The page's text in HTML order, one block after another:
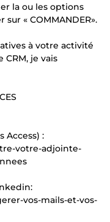
la ou les options
« COMMANDER».
à votre activité
je vais
Access) :
votre-adjointe-
vos-mails-et-vos-